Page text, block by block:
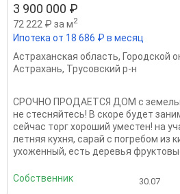
3 900 000 ₽
72 222 ₽ за м2
Ипотека от 18 686 ₽ в месяц
Астраханская область, Городской
Астрахань, Трусовский р-н
СРОЧНО ПРОДАЕТСЯ ДОМ с
не стесняйтесь! В скоре будет
сейчас торг хороший уместен! на
летняя кухня, сарай с погребом из
ухоженный, есть деревья
Собственник 30.07